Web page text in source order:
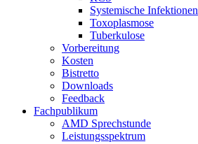
Systemische Infektionen
Toxoplasmose
Tuberkulose
Vorbereitung
Kosten
Bistretto
Downloads
Feedback
Fachpublikum
AMD Sprechstunde
Leistungsspektrum